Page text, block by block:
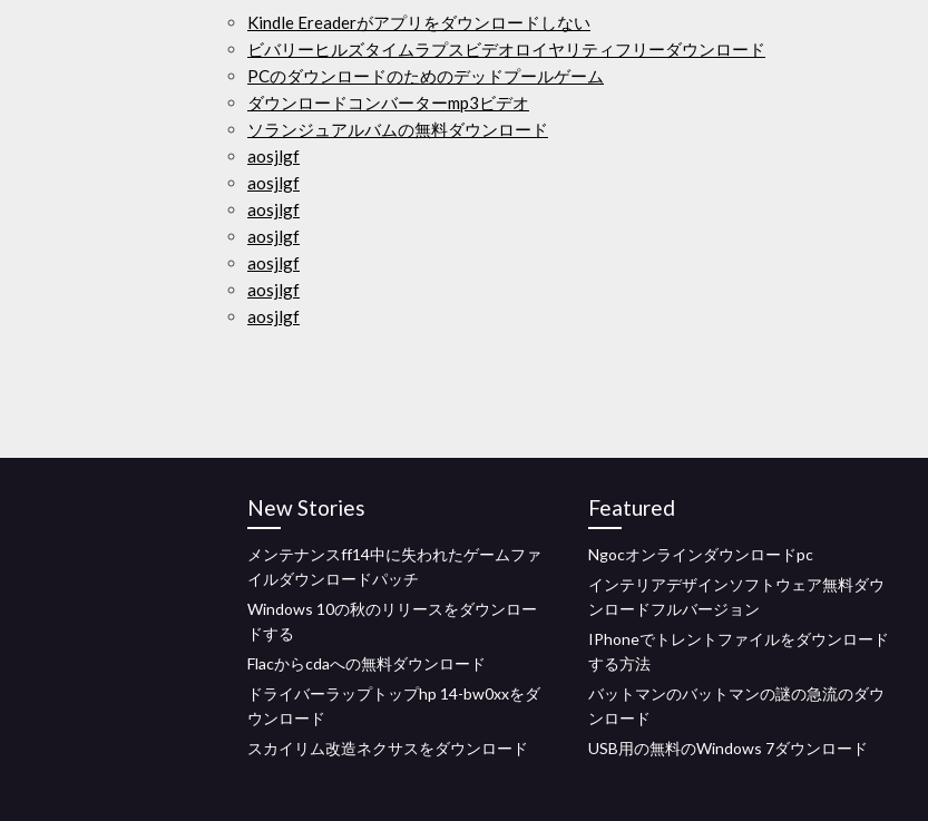
Kindle Ereaderがアプリをダウンロードしない
ビバリーヒルズタイムラプスビデオロイヤリティフリーダウンロード
PCのダウンロードのためのデッドプールゲーム
ダウンロードコンバーターmp3ビデオ
ソランジュアルバムの無料ダウンロード
aosjlgf
aosjlgf
aosjlgf
aosjlgf
aosjlgf
aosjlgf
aosjlgf
New Stories
メンテナンスff14中に失われたゲームファ
イルダウンロードパッチ
Windows 10の秋のリリースをダウンロー
ドする
Flacからcdaへの無料ダウンロード
ドライバーラップトップhp 14-bw0xxをダ
ウンロード
スカイリム改造ネクサスをダウンロード
Featured
Ngocオンラインダウンロードpc
インテリアデザインソフトウェア無料ダウ
ンロードフルバージョン
IPhoneでトレントファイルをダウンロード
する方法
バットマンのバットマンの謎の急流のダウ
ンロード
USB用の無料のWindows 7ダウンロード